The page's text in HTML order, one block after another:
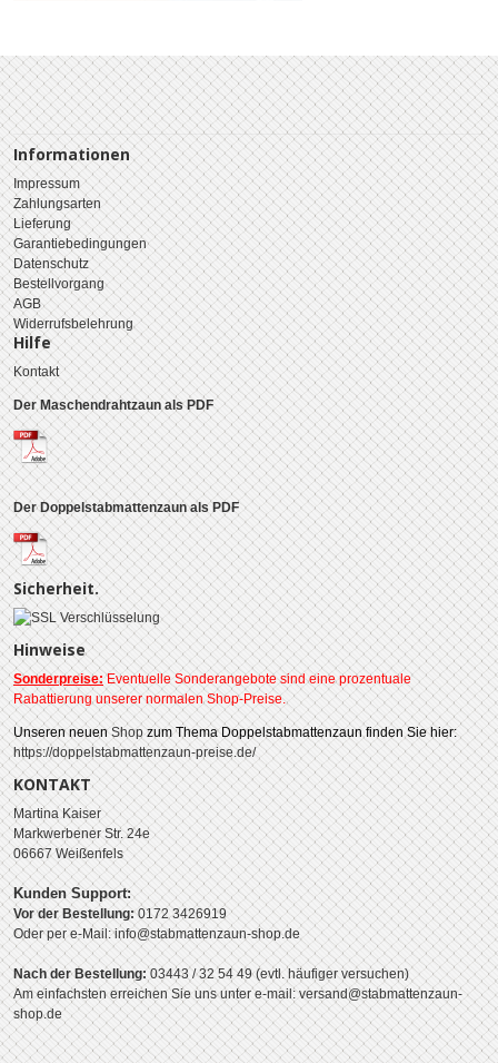
Informationen
Impressum
Zahlungsarten
Lieferung
Garantiebedingungen
Datenschutz
Bestellvorgang
AGB
Widerrufsbelehrung
Hilfe
Kontakt
Der Maschendrahtzaun als PDF
Der Doppelstabmattenzaun als PDF
Sicherheit.
Hinweise
Sonderpreise:Eventuelle Sonderangebote sind eine prozentuale
Rabattierung unserer normalen Shop-Preise.
Unseren neuen Shopzum Thema Doppelstabmattenzaun finden Sie hier:
https://doppelstabmattenzaun-preise.de/
KONTAKT
Martina Kaiser
Markwerbener Str. 24e
06667 Weißenfels
Kunden Support:
Vor der Bestellung:0172 3426919
Oder per e-Mail: info@stabmattenzaun-shop.de
Nach der Bestellung:03443 / 32 54 49 (evtl. häufiger versuchen)
Am einfachsten erreichen Sie uns unter e-mail: versand@stabmattenzaun-
shop.de